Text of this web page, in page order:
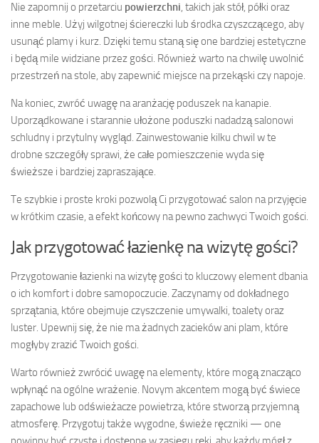
Nie zapomnij o przetarciu powierzchni, takich jak stół, półki oraz
inne meble. Użyj wilgotnej ściereczki lub środka czyszczącego, aby
usunąć plamy i kurz. Dzięki temu staną się one bardziej estetyczne
i będą mile widziane przez gości. Również warto na chwilę uwolnić
przestrzeń na stole, aby zapewnić miejsce na przekąski czy napoje.
Na koniec, zwróć uwagę na aranżację poduszek na kanapie.
Uporządkowane i starannie ułożone poduszki nadadzą salonowi
schludny i przytulny wygląd. Zainwestowanie kilku chwil w te
drobne szczegóły sprawi, że całe pomieszczenie wyda się
świeższe i bardziej zapraszające.
Te szybkie i proste kroki pozwolą Ci przygotować salon na przyjęcie
w krótkim czasie, a efekt końcowy na pewno zachwyci Twoich gości.
Jak przygotować łazienkę na wizytę gości?
Przygotowanie łazienki na wizytę gości to kluczowy element dbania
o ich komfort i dobre samopoczucie. Zaczynamy od dokładnego
sprzątania, które obejmuje czyszczenie umywalki, toalety oraz
luster. Upewnij się, że nie ma żadnych zacieków ani plam, które
mogłyby zrazić Twoich gości.
Warto również zwrócić uwagę na elementy, które mogą znacząco
wpłynąć na ogólne wrażenie. Novym akcentem mogą być świece
zapachowe lub odświeżacze powietrza, które stworzą przyjemną
atmosferę. Przygotuj także wygodne, świeże ręczniki — one